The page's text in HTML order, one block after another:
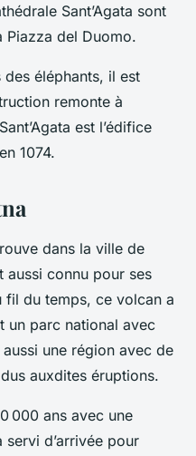
Sant’Agata sont
Piazza del Duomo.
éléphants, il est
remonte à
est l’édifice
1074.
dans la ville de
aussi connu pour ses
fil du temps, ce volcan a
un parc national avec
une région avec de
auxdites éruptions.
000 ans avec une
d’arrivée pour